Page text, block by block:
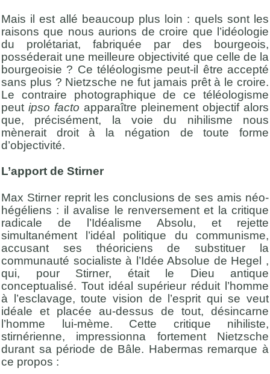
Mais il est allé beaucoup plus loin : quels sont les
raisons que nous aurions de croire que l’idéologie
du prolétariat, fabriquée par des bourgeois,
posséderait une meilleure objectivité que celle de la
bourgeoisie ? Ce téléologisme peut-il être accepté
sans plus ? Nietzsche ne fut jamais prêt à le croire.
Le contraire photographique de ce téléologisme
peut ipso facto apparaître pleinement objectif alors
que, précisément, la voie du nihilisme nous
mènerait droit à la négation de toute forme
d’objectivité.
L’apport de Stirner
Max Stirner reprit les conclusions de ses amis néo-
hégéliens : il avalise le renversement et la critique
radicale de l’Idéalisme Absolu, et rejette
simultanément l’idéal politique du communisme,
accusant ses théoriciens de substituer la
communauté socialiste à l’Idée Absolue de Hegel ,
qui, pour Stirner, était le Dieu antique
conceptualisé. Tout idéal supérieur réduit l’homme
à l’esclavage, toute vision de l’esprit qui se veut
idéale et placée au-dessus de tout, désincarne
l’homme lui-mème. Cette critique nihiliste,
stirnérienne, impressionna fortement Nietzsche
durant sa période de Bâle. Habermas remarque à
ce propos :